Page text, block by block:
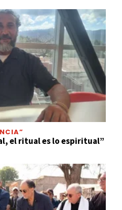
el ritual es lo espiritual”